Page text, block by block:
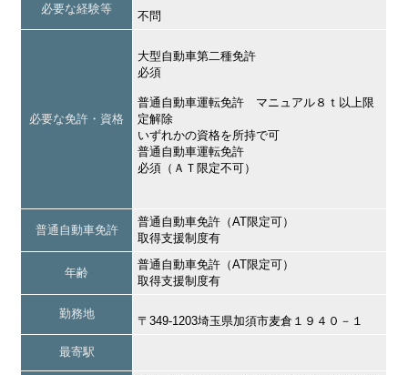
必要な経験等
不問
必要な免許・資格
大型自動車第二種免許
必須
普通自動車運転免許 マニュアル８ｔ以上限
定解除
いずれかの資格を所持で可
普通自動車運転免許
必須（ＡＴ限定不可）
普通自動車免許
普通自動車免許（AT限定可）
取得支援制度有
年齢
普通自動車免許（AT限定可）
取得支援制度有
勤務地
〒349-1203埼玉県加須市麦倉１９４０－１
最寄駅